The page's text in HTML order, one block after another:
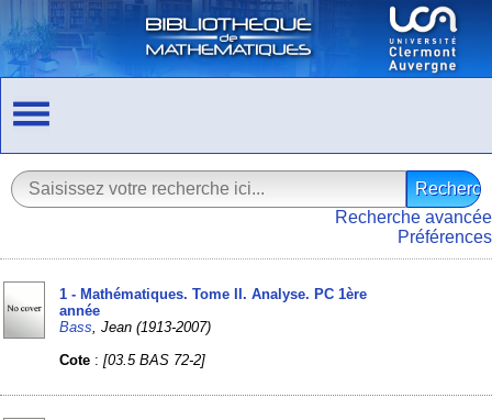
Recherche avancée
Préférences
1 - Mathématiques. Tome II. Analyse. PC 1ère
année
Bass , Jean (1913-2007)
Cote :[03.5 BAS 72-2]